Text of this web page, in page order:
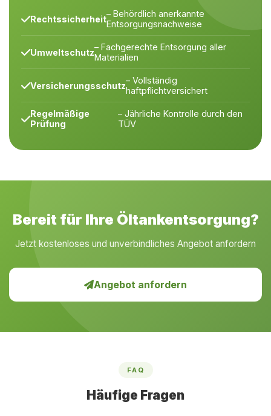
Rechtssicherheit– Behördlich anerkannte
Entsorgungsnachweise
Umweltschutz– Fachgerechte Entsorgung aller
Materialien
Versicherungsschutz– Vollständig
haftpflichtversichert
Regelmäßige
Prüfung
– Jährliche Kontrolle durch den
TÜV
Bereit für Ihre Öltankentsorgung?
Jetzt kostenloses und unverbindliches Angebot anfordern
Angebot anfordern
FAQ
Häufige Fragen